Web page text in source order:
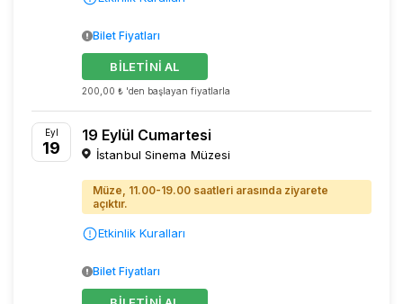
200,00 ₺ 'den başlayan fiyatlarla
BİLETİNİ AL
Bilet Fiyatları
Eyl
19
19 Eylül Cumartesi
İstanbul Sinema Müzesi
Müze, 11.00-19.00 saatleri arasında ziyarete
açıktır.
Etkinlik Kuralları
Bilet Fiyatları